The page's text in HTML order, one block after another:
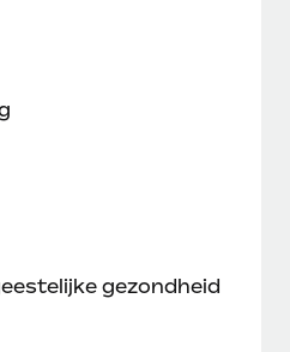
gezondheid